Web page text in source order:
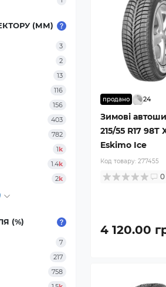
(ММ)
3
2
13
116
156
403
782
1k
1.4k
2k
(%)
7
217
758
продано 24
Зимові
215/55 R17 98T
Eskimo Ice
Код товару: 277455
0
4 120.00